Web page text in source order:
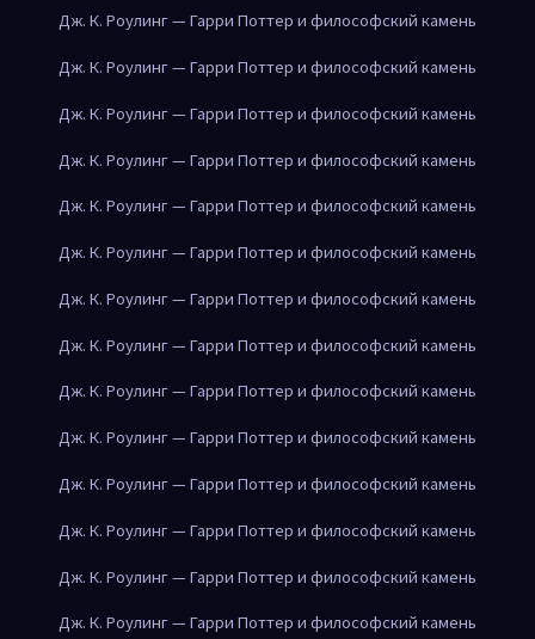
Дж. К. Роулинг — Гарри Поттер и философский камень
Дж. К. Роулинг — Гарри Поттер и философский камень
Дж. К. Роулинг — Гарри Поттер и философский камень
Дж. К. Роулинг — Гарри Поттер и философский камень
Дж. К. Роулинг — Гарри Поттер и философский камень
Дж. К. Роулинг — Гарри Поттер и философский камень
Дж. К. Роулинг — Гарри Поттер и философский камень
Дж. К. Роулинг — Гарри Поттер и философский камень
Дж. К. Роулинг — Гарри Поттер и философский камень
Дж. К. Роулинг — Гарри Поттер и философский камень
Дж. К. Роулинг — Гарри Поттер и философский камень
Дж. К. Роулинг — Гарри Поттер и философский камень
Дж. К. Роулинг — Гарри Поттер и философский камень
Дж. К. Роулинг — Гарри Поттер и философский камень